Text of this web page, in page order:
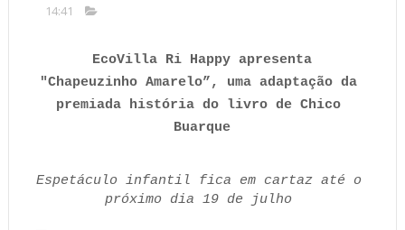
14:41
"Chapeuzinho Amarelo”, uma adaptação da
premiada história do livro de Chico
Buarque
Espetáculo infantil fica em cartaz até o
próximo dia 19 de julho